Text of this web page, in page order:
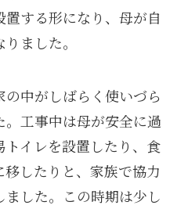
する形になり、母が自
ました。
中がしばらく使いづら
。工事中は母が安全に過
イレを設置したり、食
したりと、家族で協力
した。この時期は少し